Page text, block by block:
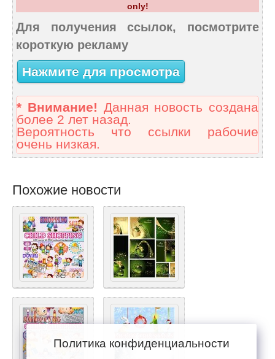
only!
Для получения ссылок, посмотрите
короткую рекламу
Нажмите для просмотра
* Внимание! Данная новость создана
более 2 лет назад.
Вероятность что ссылки рабочие
очень низкая.
Похожие новости
Политика конфиденциальности